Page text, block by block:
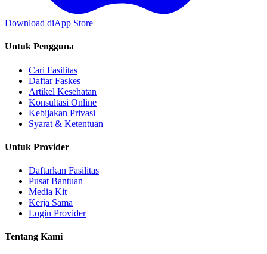
Download diApp Store
Untuk Pengguna
Cari Fasilitas
Daftar Faskes
Artikel Kesehatan
Konsultasi Online
Kebijakan Privasi
Syarat & Ketentuan
Untuk Provider
Daftarkan Fasilitas
Pusat Bantuan
Media Kit
Kerja Sama
Login Provider
Tentang Kami